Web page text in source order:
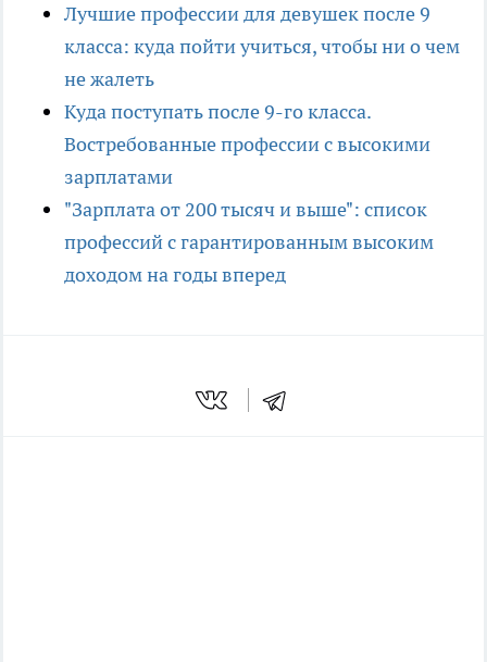
Лучшие профессии для девушек после 9
класса: куда пойти учиться, чтобы ни о чем
не жалеть
Куда поступать после 9-го класса.
Востребованные профессии с высокими
зарплатами
"Зарплата от 200 тысяч и выше": список
профессий с гарантированным высоким
доходом на годы вперед